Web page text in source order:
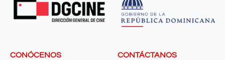
CONÓCENOS CONTÁCTANOS